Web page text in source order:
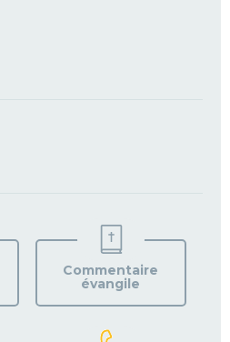
VOTRE
PAROISSE
Commentaire
évangile